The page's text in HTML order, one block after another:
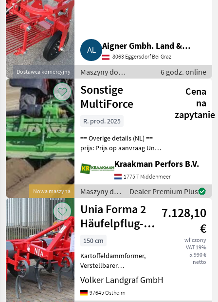
Marketplace
Oferty
dealerów
Dostawca komercyjny
Aigner Gmbh. Land &
Gartentechnik, Agrar
8063 Eggersdorf Bei Graz
Maszyny do
warzywnictwa / Inne
maszyny do
warzywnictwa
6 godz. online
Nowa maszyna
Sonstige
MultiForce
Cena
na
zapytanie
R. prod. 2025
== Overige details (NL) ==
prijs: Prijs op aanvraag Unit:
een aanaardkap zonder
kunststof maar een rechte
kap 22, 5 cm bovenbreedte
M
Kraakman Perfors B.V.
1775 T Middenmeer
Maszyny do
warzywnictwa
/ Sonstige
Dealer Premium Plus
Unia Forma 2
Häufelpflug-
Dammformer
7.128,10
€
wliczony
VAT 19%
5.990 €
netto
150 cm
Kartoffeldammformer,
Verstellbarer
Reihenabstand 70/75 cm,
Neigungseinstellung der
Dammformvorrichtung,
Volker Landgraf GmbH
97645 Ostheim